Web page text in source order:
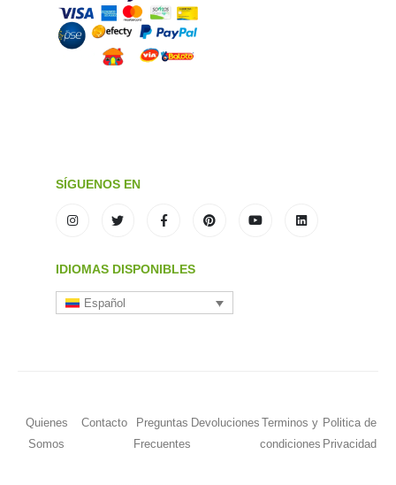
SÍGUENOS EN
IDIOMAS DISPONIBLES
Español
Quienes
Somos
Contacto
Preguntas
Frecuentes
Devoluciones Terminos y
condiciones
Politica de
Privacidad